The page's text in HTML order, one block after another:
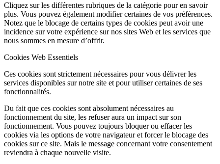
Cliquez sur les différentes rubriques de la catégorie pour en savoir
plus. Vous pouvez également modifier certaines de vos préférences.
Notez que le blocage de certains types de cookies peut avoir une
incidence sur votre expérience sur nos sites Web et les services que
nous sommes en mesure d’offrir.
Cookies Web Essentiels
Ces cookies sont strictement nécessaires pour vous délivrer les
services disponibles sur notre site et pour utiliser certaines de ses
fonctionnalités.
Du fait que ces cookies sont absolument nécessaires au
fonctionnement du site, les refuser aura un impact sur son
fonctionnement. Vous pouvez toujours bloquer ou effacer les
cookies via les options de votre navigateur et forcer le blocage des
cookies sur ce site. Mais le message concernant votre consentement
reviendra à chaque nouvelle visite.